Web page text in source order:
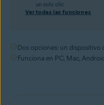
un solo clic.
Ver todas las funciones
Dos opciones: un dispositivo
Funciona en PC, Mac,